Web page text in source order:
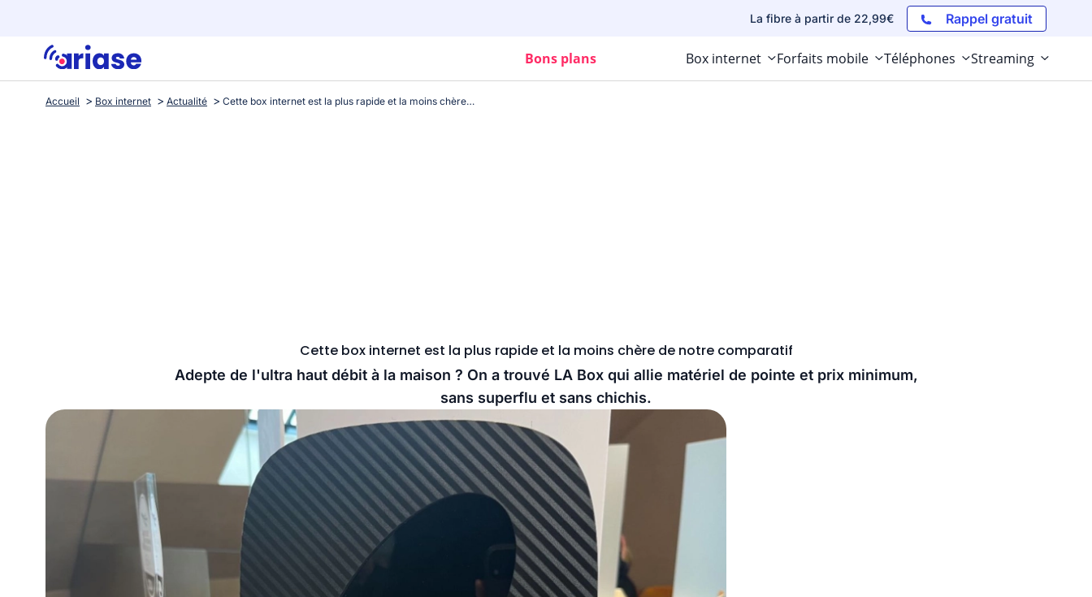
La fibre à partir de 22,99€ Rappel gratuit
Bons plans Box internet Forfaits mobile Téléphones Streaming
Accueil Box internet Actualité Cette box internet est la plus rapide et la moins chère de notre comparatif
Cette box internet est la plus rapide et la moins chère de notre comparatif
Adepte de l'ultra haut débit à la maison ? On a trouvé LA Box qui allie matériel de pointe et prix minimum,
sans superflu et sans chichis.